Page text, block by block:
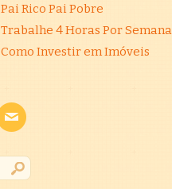
Pai Rico Pai Pobre
Trabalhe 4 Horas Por Semana
Como Investir em Imóveis